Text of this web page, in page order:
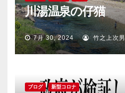
川湯温泉の仔猫
7月 30, 2024 竹之上次男
ブログ 新型コロナ